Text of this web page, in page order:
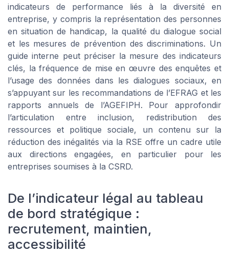
indicateurs de performance liés à la diversité en
entreprise, y compris la représentation des personnes
en situation de handicap, la qualité du dialogue social
et les mesures de prévention des discriminations. Un
guide interne peut préciser la mesure des indicateurs
clés, la fréquence de mise en œuvre des enquêtes et
l’usage des données dans les dialogues sociaux, en
s’appuyant sur les recommandations de l’EFRAG et les
rapports annuels de l’AGEFIPH. Pour approfondir
l’articulation entre inclusion, redistribution des
ressources et politique sociale, un contenu sur la
réduction des inégalités via la RSE offre un cadre utile
aux directions engagées, en particulier pour les
entreprises soumises à la CSRD.
De l’indicateur légal au tableau
de bord stratégique :
recrutement, maintien,
accessibilité